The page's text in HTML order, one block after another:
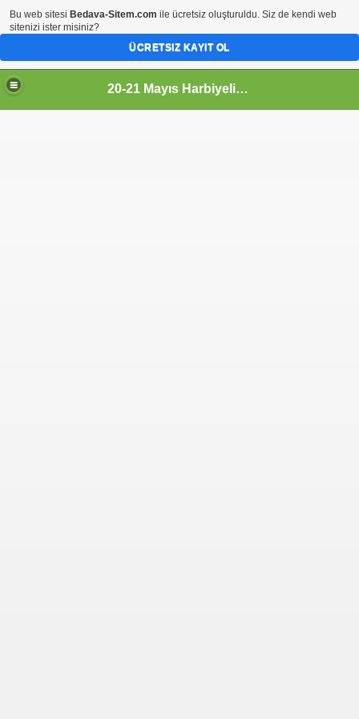
20-21 Mayıs Harbiyelileri
Bu web sitesi Bedava-Sitem.com ile ücretsiz oluşturuldu. Siz de kendi web
sitenizi ister misiniz?
ÜCRETSIZ KAYIT OL